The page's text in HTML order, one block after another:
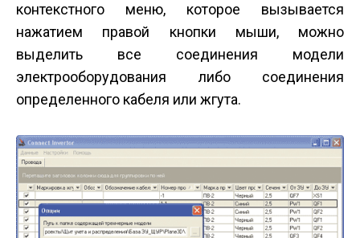
контекстного меню, которое вызывается
нажатием правой кнопки мыши, можно
выделить все соединения модели
электрооборудования либо соединения
определенного кабеля или жгута.